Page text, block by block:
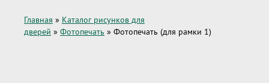
Главная » Каталог рисунков для
дверей » Фотопечать » Фотопечать (для рамки 1)